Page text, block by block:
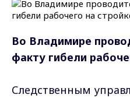
Во Владимире
факту гибели
Следственным